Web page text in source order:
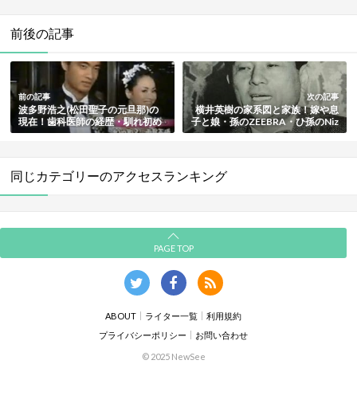
前後の記事
前の記事
波多野浩之(松田聖子の元旦那)の
現在！歯科医師の経歴・馴れ初め
と結婚や離婚理由も総まとめ
次の記事
横井英樹の家系図と家族！嫁や息
子と娘・孫のZEEBRA・ひ孫のNiz
iUリマ・自宅や資産も総まとめ
同じカテゴリーのアクセスランキング
PAGE TOP
ABOUT ライター一覧
利用規約
プライバシーポリシー
お問い合わせ
© 2025 NewSee